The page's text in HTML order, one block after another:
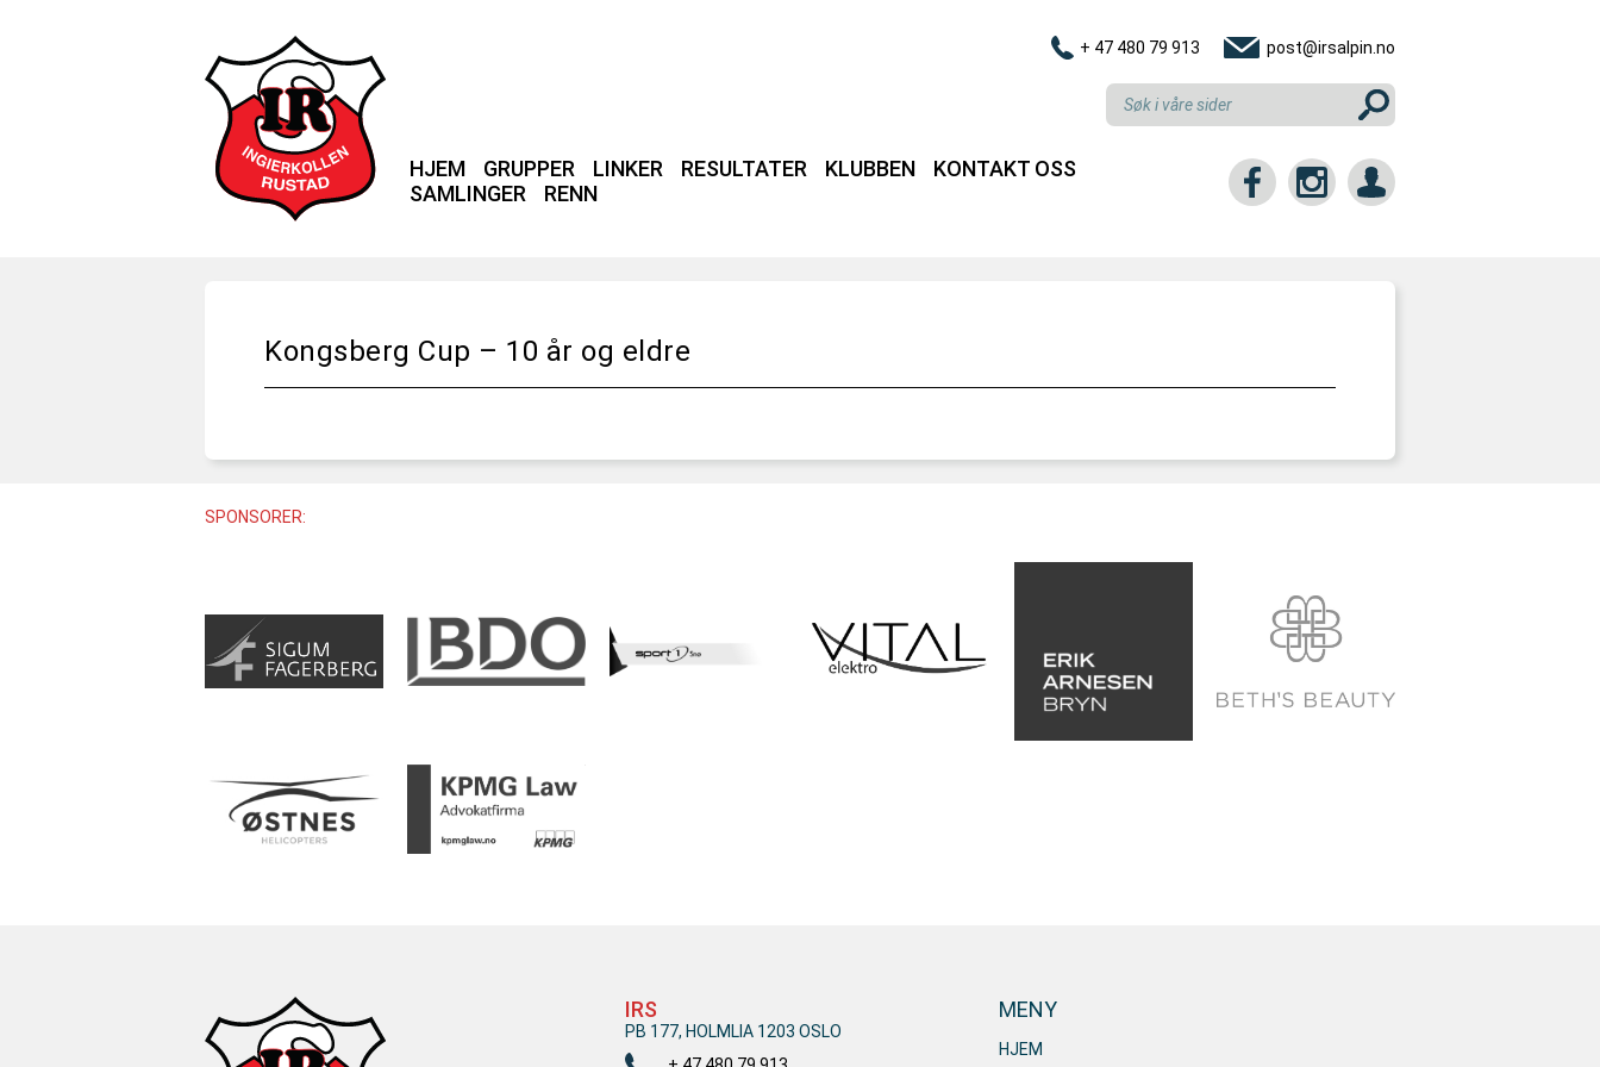
+ 47 480 79 913 post@irsalpin.no
HJEM GRUPPER LINKER RESULTATER KLUBBEN
KONTAKT OSS
SAMLINGER
RENN
Kongsberg Cup – 10 år og eldre
SPONSORER:
IRS
PB 177, HOLMLIA 1203 OSLO
MENY
HJEM